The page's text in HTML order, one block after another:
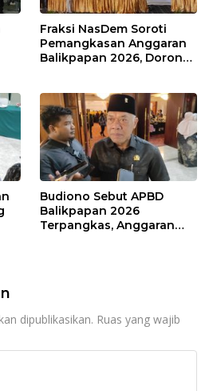
Fraksi NasDem Soroti
Pemangkasan Anggaran
Balikpapan 2026, Dorong
Budiono Sebut APBD
Balikpapan 2026
Terpangkas, Anggaran
dipublikasikan. Ruas yang wajib